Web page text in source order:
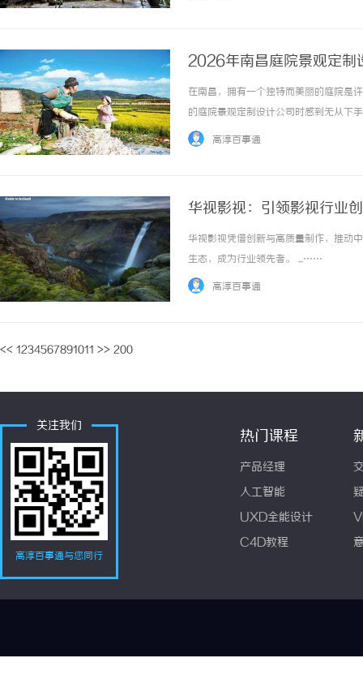
2026年南昌庭院景观定制
在南昌，拥有一个独特而美丽的庭院是
的庭院景观定制设计公司时感到无从下
它能为你打造出美出新高度的庭院景观
高淳百事通
华视影视：引领影视行业
华视影视凭借创新与高质量制作，推动
生态，成为行业领先者。 ...……
高淳百事通
<< 1234567891011 >> 200
关注我们
高淳百事通与您同行
热门课程
产品经理
人工智能
UXD全能设计
C4D教程